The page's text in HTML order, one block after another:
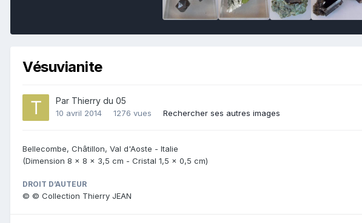
Vésuvianite
Par Thierry du 05
10 avril 2014 1276 vues Rechercher ses autres images
Bellecombe, Châtillon, Val d'Aoste - Italie
(Dimension 8 x 8 x 3,5 cm - Cristal 1,5 x 0,5 cm)
DROIT D’AUTEUR
© © Collection Thierry JEAN